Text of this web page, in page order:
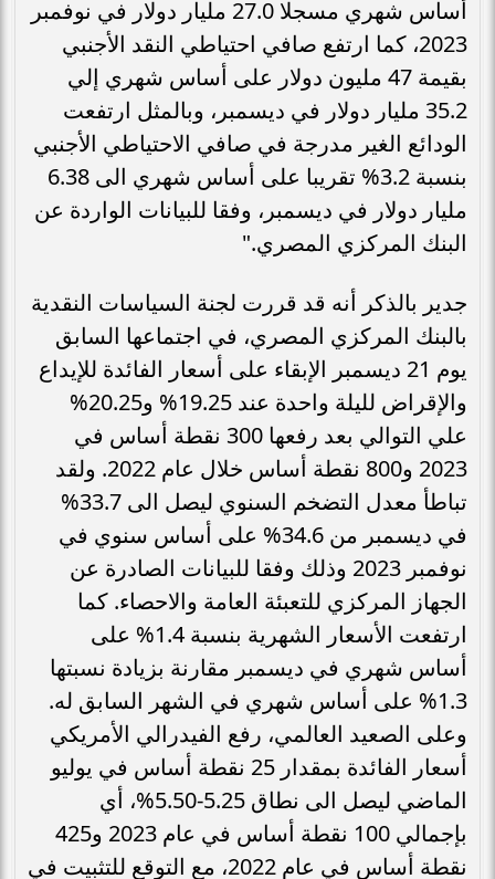
أساس شهري مسجلا 27.0 مليار دولار في نوفمبر
2023، كما ارتفع صافي احتياطي النقد الأجنبي
بقيمة 47 مليون دولار على أساس شهري إلي
35.2 مليار دولار في ديسمبر، وبالمثل ارتفعت
الودائع الغير مدرجة في صافي الاحتياطي الأجنبي
بنسبة 3.2% تقريبا على أساس شهري الى 6.38
مليار دولار في ديسمبر، وفقا للبيانات الواردة عن
البنك المركزي المصري."
جدير بالذكر أنه قد قررت لجنة السياسات النقدية
بالبنك المركزي المصري، في اجتماعها السابق
يوم 21 ديسمبر الإبقاء على أسعار الفائدة للإيداع
والإقراض لليلة واحدة عند 19.25% و20.25%
علي التوالي بعد رفعها 300 نقطة أساس في
2023 و800 نقطة أساس خلال عام 2022. ولقد
تباطأ معدل التضخم السنوي ليصل الى 33.7%
في ديسمبر من 34.6% على أساس سنوي في
نوفمبر 2023 وذلك وفقا للبيانات الصادرة عن
الجهاز المركزي للتعبئة العامة والاحصاء. كما
ارتفعت الأسعار الشهرية بنسبة 1.4% على
أساس شهري في ديسمبر مقارنة بزيادة نسبتها
1.3% على أساس شهري في الشهر السابق له.
وعلى الصعيد العالمي، رفع الفيدرالي الأمريكي
أسعار الفائدة بمقدار 25 نقطة أساس في يوليو
الماضي ليصل الى نطاق 5.25-5.50%، أي
بإجمالي 100 نقطة أساس في عام 2023 و425
نقطة أساس في عام 2022، مع التوقع للتثبيت في